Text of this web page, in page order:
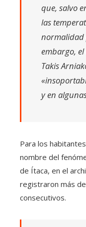
que, salvo
las
normalidad
embargo,
Takis
y en
Para los
nombre del
de Ítaca, en el
registraron más
consecutivos.